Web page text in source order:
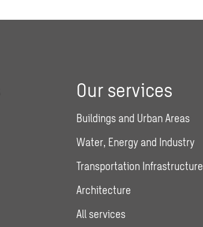
Our services
Buildings and Urban Areas
Water, Energy and Industry
Transportation Infrastructure
Architecture
All services